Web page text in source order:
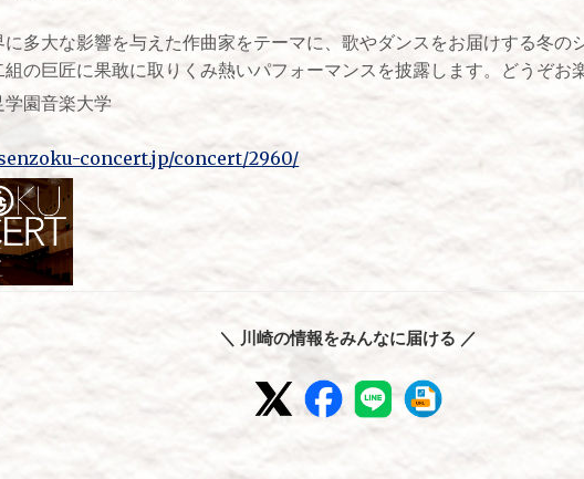
に多大な影響を与えた作曲家をテーマに、歌やダンスをお届けする冬の
の巨匠に果敢に取りくみ熱いパフォーマンスを披露します。どうぞお
学園音楽大学
concert.jp/concert/2960/
＼ 川崎の情報をみんなに届ける ／